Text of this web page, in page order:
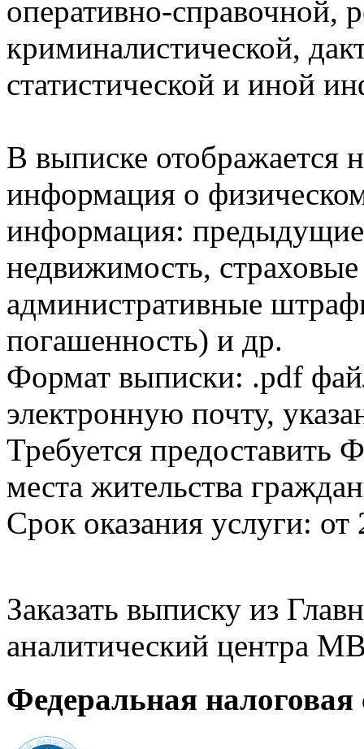
оперативно-справочной,
криминалистической,
статистической и иной
В выписке отображается
информация о
информация:
недвижимость,
административные
погашенность) и др.
Формат выписки: .pdf
электронную почту,
Требуется
места жительства
Срок оказания услуги: от
Заказать выписку из
аналитический центра
Федеральная налоговая